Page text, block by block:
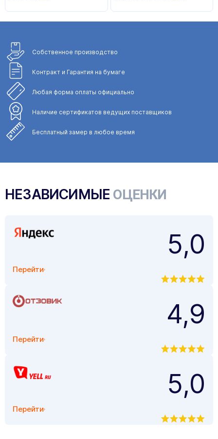
Собственное производство
Контракт и Гарантия на бумаге
Любая форма оплаты официально
Наличие сертификатов ведущих поставщиков
Бесплатный замер в любое время
НЕЗАВИСИМЫЕ ОЦЕНКИ
Перейти
5,0
Перейти
4,9
Перейти
5,0